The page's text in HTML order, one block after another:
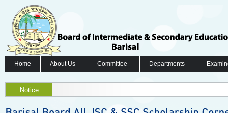
Home About Us Committee Departments
Notice